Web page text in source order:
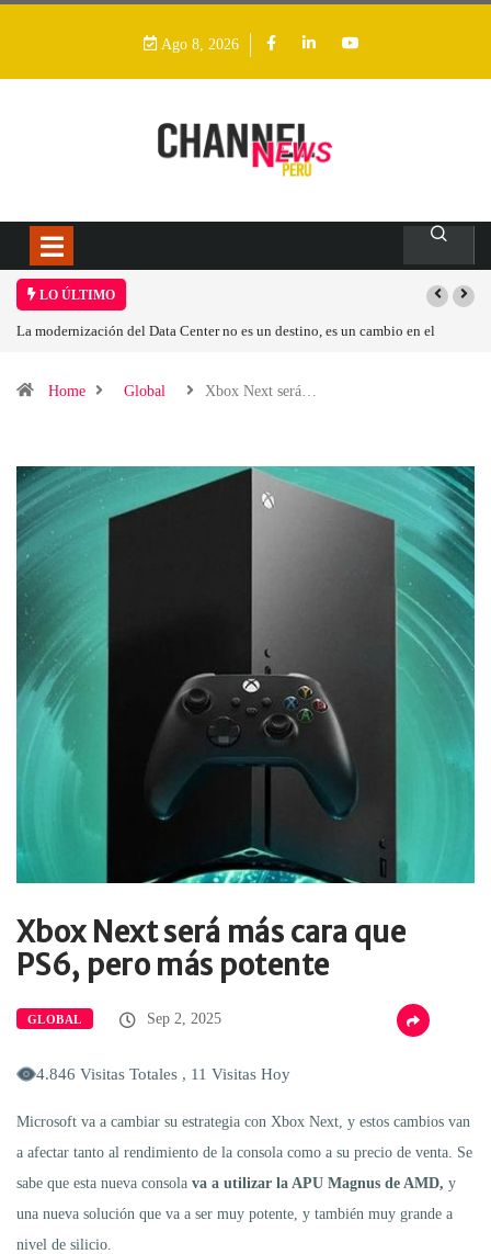
Ago 8, 2026
LO ÚLTIMO
modernización del Data Center no es un destino, es un cambio en el
Home Global Xbox Next será…
Xbox Next será más cara que
PS6, pero más potente
GLOBAL Sep 2, 2025
4.846 Visitas Totales , 11 Visitas Hoy
Microsoft va a cambiar su estrategia con Xbox Next, y estos cambios van
a afectar tanto al rendimiento de la consola como a su precio de venta. Se
sabe que esta nueva consola va a utilizar la APU Magnus de AMD, y
una nueva solución que va a ser muy potente, y también muy grande a
nivel de silicio.